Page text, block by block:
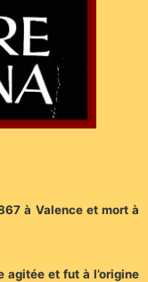
à Valence et mort à
et fut à l’origine